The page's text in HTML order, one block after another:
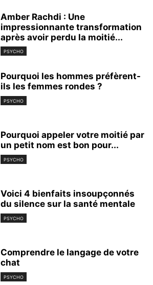
Amber Rachdi : Une
impressionnante transformation
après avoir perdu la moitié...
PSYCHO
Pourquoi les hommes préfèrent-
ils les femmes rondes ?
PSYCHO
Pourquoi appeler votre moitié par
un petit nom est bon pour...
PSYCHO
Voici 4 bienfaits insoupçonnés
du silence sur la santé mentale
PSYCHO
Comprendre le langage de votre
chat
PSYCHO